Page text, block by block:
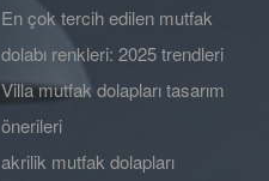
En çok tercih edilen mutfak
dolabı renkleri: 2025 trendleri
Villa mutfak dolapları tasarım
önerileri
akrilik mutfak dolapları